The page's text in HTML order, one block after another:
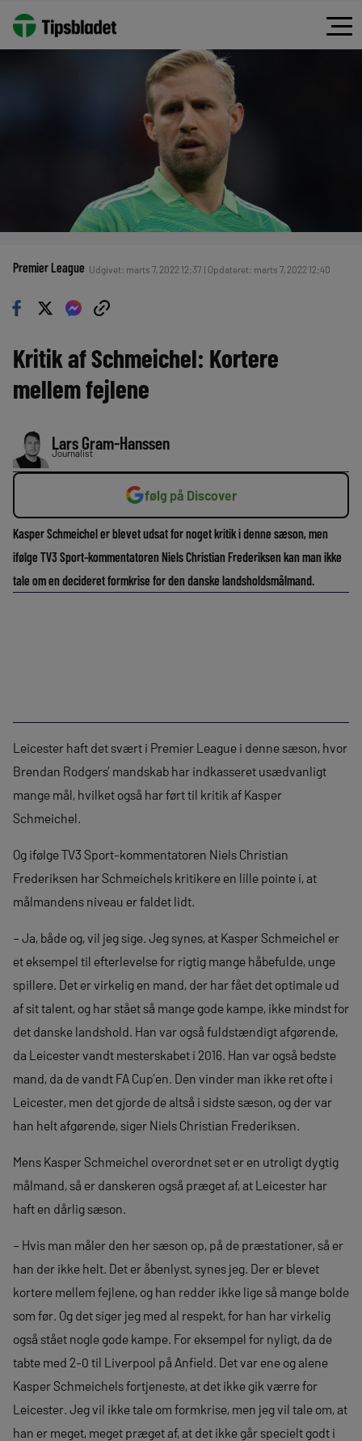
Premier League Udgivet: marts 7, 2022 12:37 | Opdateret: marts 7, 2022 12:40
Kritik af Schmeichel: Kortere
mellem fejlene
Lars Gram-Hanssen
Journalist
følg på Discover
Kasper Schmeichel er blevet udsat for noget kritik i denne sæson, men
ifølge TV3 Sport-kommentatoren Niels Christian Frederiksen kan man ikke
tale om en decideret formkrise for den danske landsholdsmålmand.
Leicester haft det svært i Premier League i denne sæson, hvor
Brendan Rodgers’ mandskab har indkasseret usædvanligt
mange mål, hvilket også har ført til kritik af Kasper
Schmeichel.
Og ifølge TV3 Sport-kommentatoren Niels Christian
Frederiksen har Schmeichels kritikere en lille pointe i, at
målmandens niveau er faldet lidt.
– Ja, både og, vil jeg sige. Jeg synes, at Kasper Schmeichel er
et eksempel til efterlevelse for rigtig mange håbefulde, unge
spillere. Det er virkelig en mand, der har fået det optimale ud
af sit talent, og har stået så mange gode kampe, ikke mindst for
det danske landshold. Han var også fuldstændigt afgørende,
da Leicester vandt mesterskabet i 2016. Han var også bedste
mand, da de vandt FA Cup’en. Den vinder man ikke ret ofte i
Leicester, men det gjorde de altså i sidste sæson, og der var
han helt afgørende, siger Niels Christian Frederiksen.
Mens Kasper Schmeichel overordnet set er en utroligt dygtig
målmand, så er danskeren også præget af, at Leicester har
haft en dårlig sæson.
– Hvis man måler den her sæson op, på de præstationer, så er
han der ikke helt. Det er åbenlyst, synes jeg. Der er blevet
kortere mellem fejlene, og han redder ikke lige så mange bolde
som før. Og det siger jeg med al respekt, for han har virkelig
også stået nogle gode kampe. For eksempel for nyligt, da de
tabte med 2-0 til Liverpool på Anfield. Det var ene og alene
Kasper Schmeichels fortjeneste, at det ikke gik værre for
Leicester. Jeg vil ikke tale om formkrise, men jeg vil tale om, at
han er meget, meget præget af, at det ikke går specielt godt i